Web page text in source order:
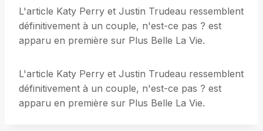
L'article Katy Perry et Justin Trudeau ressemblent
définitivement à un couple, n'est-ce pas ? est
apparu en première sur Plus Belle La Vie.
L'article Katy Perry et Justin Trudeau ressemblent
définitivement à un couple, n'est-ce pas ? est
apparu en première sur Plus Belle La Vie.